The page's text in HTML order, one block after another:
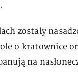
zostały
o kratownice
na